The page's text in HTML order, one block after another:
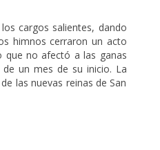
cargos salientes, dando
himnos cerraron un acto
que no afectó a las ganas
un mes de su inicio. La
las nuevas reinas de San